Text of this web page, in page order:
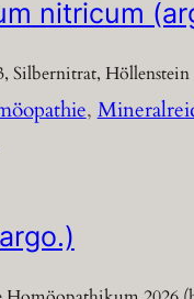
nitricum
Silbernitrat, Höllenstein
,